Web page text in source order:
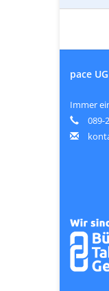
pace
Immer
089-